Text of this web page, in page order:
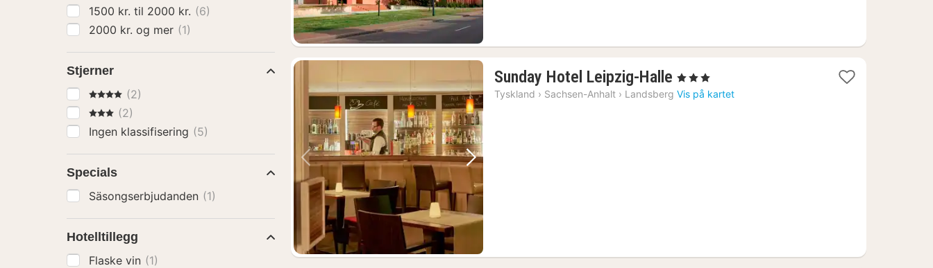
Forrige bilde Neste bilde
Sunday Hotel Leipzig-Halle 1
natt
, 3 Stjerner
Tyskland › Sachsen-Anhalt › Landsberg Vis på kartet
1500 kr. til 2000 kr. (6)
2000 kr. og mer (1)
Stjerner
4 Stjerner
(2)
3 Stjerner
(2)
Ingen klassifisering (5)
Specials
Säsongserbjudanden (1)
Hotelltillegg
Flaske vin (1)